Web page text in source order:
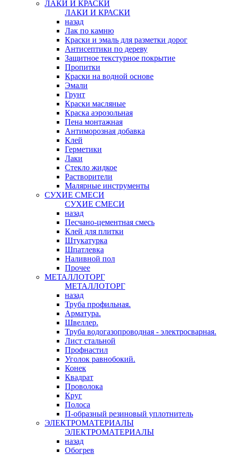
ЛАКИ И КРАСКИ
ЛАКИ И КРАСКИ
назад
Лак по камню
Краски и эмаль для разметки дорог
Антисептики по дереву
Защитное текстурное покрытие
Пропитки
Краски на водной основе
Эмали
Грунт
Краски масляные
Краска аэрозольная
Пена монтажная
Антиморозная добавка
Клей
Герметики
Лаки
Стекло жидкое
Растворители
Малярные инструменты
СУХИЕ СМЕСИ
СУХИЕ СМЕСИ
назад
Песчано-цементная смесь
Клей для плитки
Штукатурка
Шпатлевка
Наливной пол
Прочее
МЕТАЛЛОТОРГ
МЕТАЛЛОТОРГ
назад
Труба профильная.
Арматура.
Швеллер.
Труба водогазопроводная - электросварная.
Лист стальной
Профнастил
Уголок равнобокий.
Конек
Квадрат
Проволока
Круг
Полоса
П-образный резиновый уплотнитель
ЭЛЕКТРОМАТЕРИАЛЫ
ЭЛЕКТРОМАТЕРИАЛЫ
назад
Обогрев